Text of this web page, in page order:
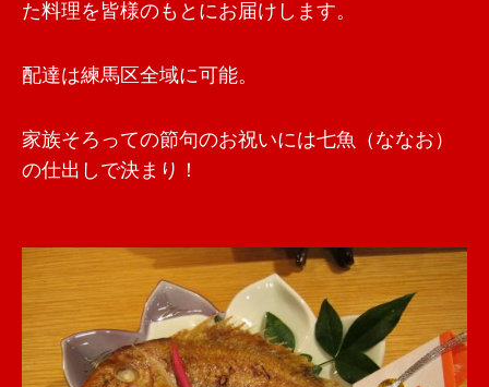
た料理を皆様のもとにお届けします。
配達は練馬区全域に可能。
家族そろっての節句のお祝いには七魚（ななお）
の仕出しで決まり！